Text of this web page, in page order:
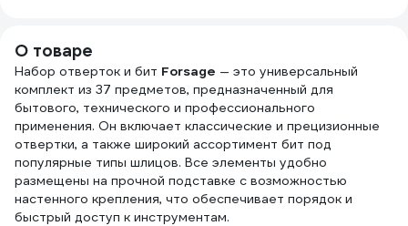
О товаре
Набор отверток и бит Forsage — это универсальный
комплект из 37 предметов, предназначенный для
бытового, технического и профессионального
применения. Он включает классические и прецизионные
отвертки, а также широкий ассортимент бит под
популярные типы шлицов. Все элементы удобно
размещены на прочной подставке с возможностью
настенного крепления, что обеспечивает порядок и
быстрый доступ к инструментам.